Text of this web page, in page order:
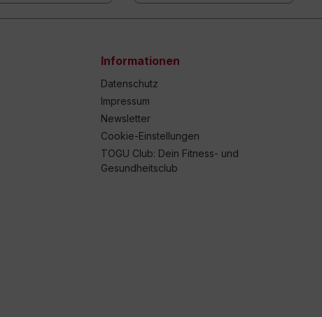
Informationen
Datenschutz
Impressum
Newsletter
Cookie-Einstellungen
TOGU Club: Dein Fitness- und
Gesundheitsclub